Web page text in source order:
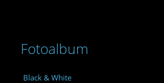
Fotoalbum
Black & White